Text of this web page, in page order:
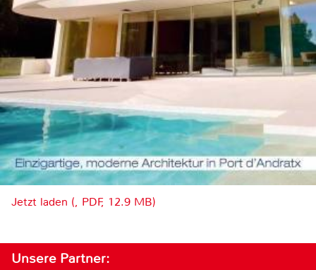
Jetzt laden (, PDF, 12.9 MB)
Unsere Partner: